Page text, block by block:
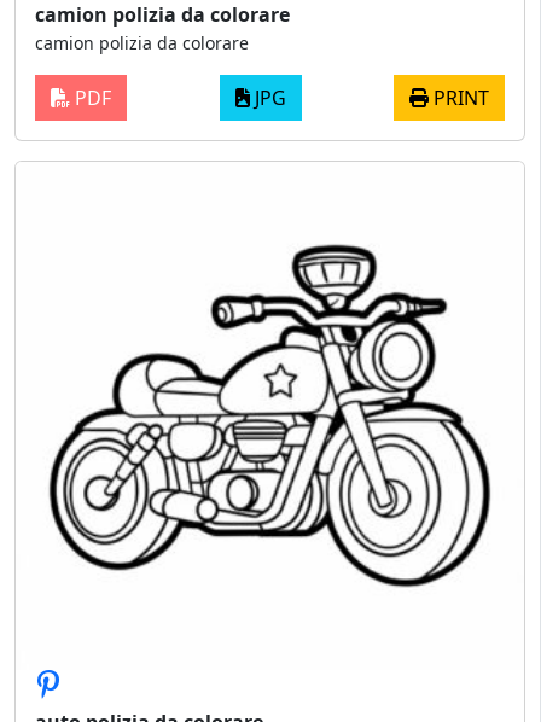
camion polizia da colorare
camion polizia da colorare
PDF JPG PRINT